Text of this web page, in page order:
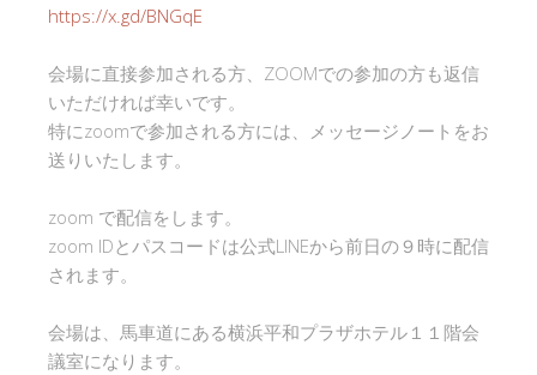
https://x.gd/BNGqE
会場に直接参加される方、ZOOMでの参加の方も返信
いただければ幸いです。
特にzoomで参加される方には、メッセージノートをお
送りいたします。
zoom で配信をします。
zoom IDとパスコードは公式LINEから前日の９時に配信
されます。
会場は、馬車道にある横浜平和プラザホテル１１階会
議室になります。